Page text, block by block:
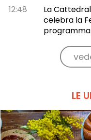
12:48
La
celebra la
LE